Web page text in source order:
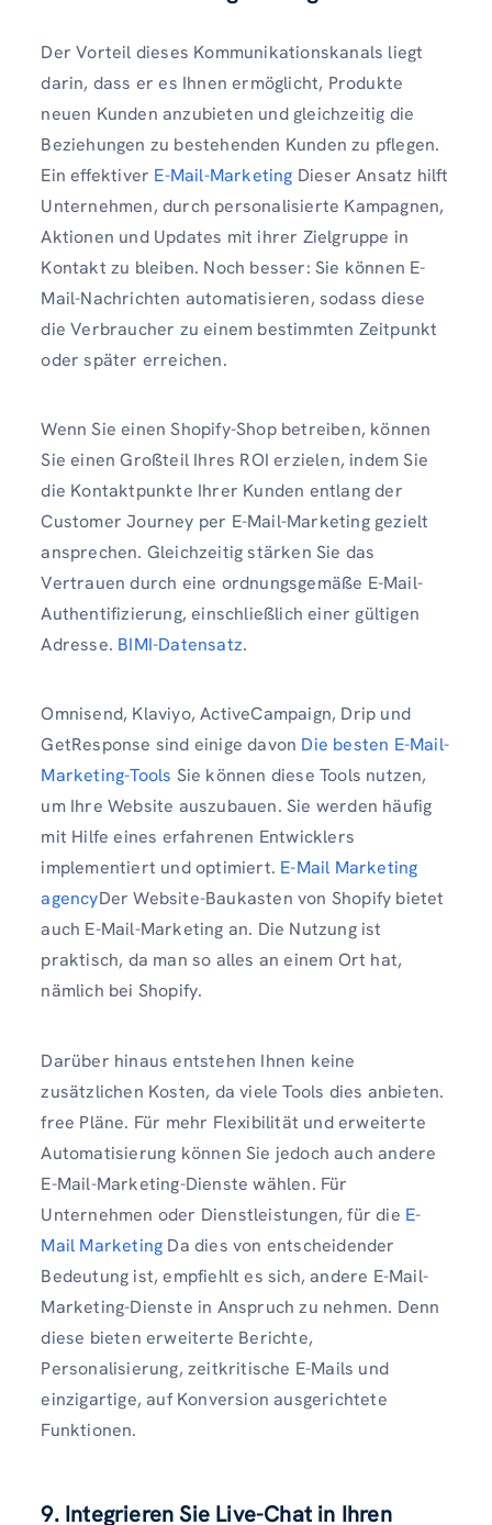
Der Vorteil dieses Kommunikationskanals liegt
darin, dass er es Ihnen ermöglicht, Produkte
neuen Kunden anzubieten und gleichzeitig die
Beziehungen zu bestehenden Kunden zu pflegen.
Ein effektiver E-Mail-Marketing Dieser Ansatz hilft
Unternehmen, durch personalisierte Kampagnen,
Aktionen und Updates mit ihrer Zielgruppe in
Kontakt zu bleiben. Noch besser: Sie können E-
Mail-Nachrichten automatisieren, sodass diese
die Verbraucher zu einem bestimmten Zeitpunkt
oder später erreichen.
Wenn Sie einen Shopify-Shop betreiben, können
Sie einen Großteil Ihres ROI erzielen, indem Sie
die Kontaktpunkte Ihrer Kunden entlang der
Customer Journey per E-Mail-Marketing gezielt
ansprechen. Gleichzeitig stärken Sie das
Vertrauen durch eine ordnungsgemäße E-Mail-
Authentifizierung, einschließlich einer gültigen
Adresse. BIMI-Datensatz.
Omnisend, Klaviyo, ActiveCampaign, Drip und
GetResponse sind einige davon Die besten E-Mail-
Marketing-Tools Sie können diese Tools nutzen,
um Ihre Website auszubauen. Sie werden häufig
mit Hilfe eines erfahrenen Entwicklers
implementiert und optimiert. E-Mail Marketing
agencyDer Website-Baukasten von Shopify bietet
auch E-Mail-Marketing an. Die Nutzung ist
praktisch, da man so alles an einem Ort hat,
nämlich bei Shopify.
Darüber hinaus entstehen Ihnen keine
zusätzlichen Kosten, da viele Tools dies anbieten.
free Pläne. Für mehr Flexibilität und erweiterte
Automatisierung können Sie jedoch auch andere
E-Mail-Marketing-Dienste wählen. Für
Unternehmen oder Dienstleistungen, für die E-
Mail Marketing Da dies von entscheidender
Bedeutung ist, empfiehlt es sich, andere E-Mail-
Marketing-Dienste in Anspruch zu nehmen. Denn
diese bieten erweiterte Berichte,
Personalisierung, zeitkritische E-Mails und
einzigartige, auf Konversion ausgerichtete
Funktionen.
9. Integrieren Sie Live-Chat in Ihren